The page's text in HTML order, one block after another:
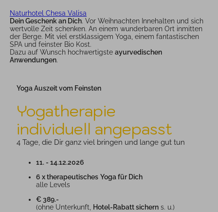
Naturhotel Chesa Valisa
Dein Geschenk an Dich. Vor Weihnachten Innehalten und sich
wertvolle Zeit schenken. An einem wunderbaren Ort inmitten
der Berge. Mit viel erstklassigem Yoga, einem fantastischen
SPA und feinster Bio Kost.
Dazu auf Wunsch hochwertigste ayurvedischen
Anwendungen.
Yoga Auszeit vom Feinsten
Yogatherapie
individuell angepasst
4 Tage, die Dir ganz viel bringen und lange gut tun
11. - 14.12.2026
6 x therapeutisches Yoga für Dich
alle Levels
€ 389.-
(ohne Unterkunft,
Hotel-Rabatt sichern s. u.)